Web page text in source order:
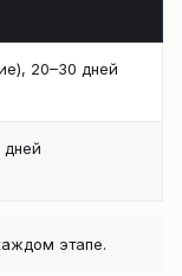
20–30 дней
этапе.